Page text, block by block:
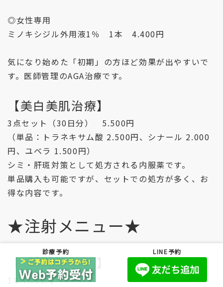
◎女性専用
ミノキシジル外用液1％ 1本 4.400円
気になり始めた「初期」の方ほど効果が出やすいで
す。医師管理のAGA治療です。
【美白美肌治療】
3点セット（30日分） 5.500円
（単品：トラネキサム酸 2.500円、シナール 2.000
円、ユベラ 1.500円）
シミ・肝斑対策として処方される内服薬です。
単品購入も可能ですが、セットでの処方が多く、お
得な内容です。
★注射メニュー★
【疲労回復注射】
1本4.000円
診療予約 LINE予約